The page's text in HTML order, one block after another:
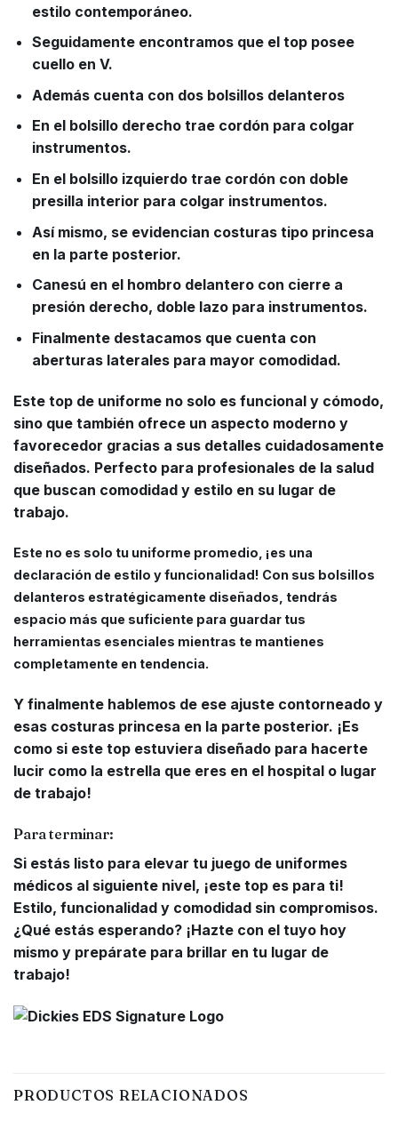
estilo contemporáneo.
Seguidamente encontramos que el top posee
cuello en V.
Además cuenta con dos bolsillos delanteros
En el bolsillo derecho trae cordón para colgar
instrumentos.
En el bolsillo izquierdo trae cordón con doble
presilla interior para colgar instrumentos.
Así mismo, se evidencian costuras tipo princesa
en la parte posterior.
Canesú en el hombro delantero con cierre a
presión derecho, doble lazo para instrumentos.
Finalmente destacamos que cuenta con
aberturas laterales para mayor comodidad.
Este top de uniforme no solo es funcional y cómodo,
sino que también ofrece un aspecto moderno y
favorecedor gracias a sus detalles cuidadosamente
diseñados. Perfecto para profesionales de la salud
que buscan comodidad y estilo en su lugar de
trabajo.
Este no es solo tu uniforme promedio, ¡es una
declaración de estilo y funcionalidad! Con sus bolsillos
delanteros estratégicamente diseñados, tendrás
espacio más que suficiente para guardar tus
herramientas esenciales mientras te mantienes
completamente en tendencia.
Y finalmente hablemos de ese ajuste contorneado y
esas costuras princesa en la parte posterior. ¡Es
como si este top estuviera diseñado para hacerte
lucir como la estrella que eres en el hospital o lugar
de trabajo!
Para terminar:
Si estás listo para elevar tu juego de uniformes
médicos al siguiente nivel, ¡este top es para ti!
Estilo, funcionalidad y comodidad sin compromisos.
¿Qué estás esperando? ¡Hazte con el tuyo hoy
mismo y prepárate para brillar en tu lugar de
trabajo!
PRODUCTOS RELACIONADOS